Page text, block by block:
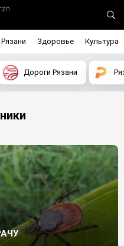
Здоровье Культура
Дороги Рязани